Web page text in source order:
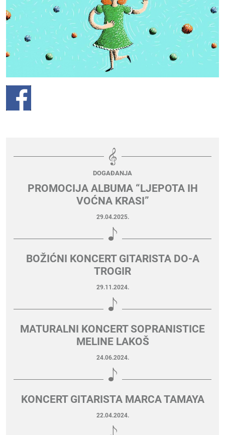
DOGAĐANJA
PROMOCIJA ALBUMA “LJEPOTA IH
VOĆNA KRASI”
29.04.2025.
BOŽIĆNI KONCERT GITARISTA DO-A
TROGIR
29.11.2024.
MATURALNI KONCERT SOPRANISTICE
MELINE LAKOŠ
24.06.2024.
KONCERT GITARISTA MARCA TAMAYA
22.04.2024.